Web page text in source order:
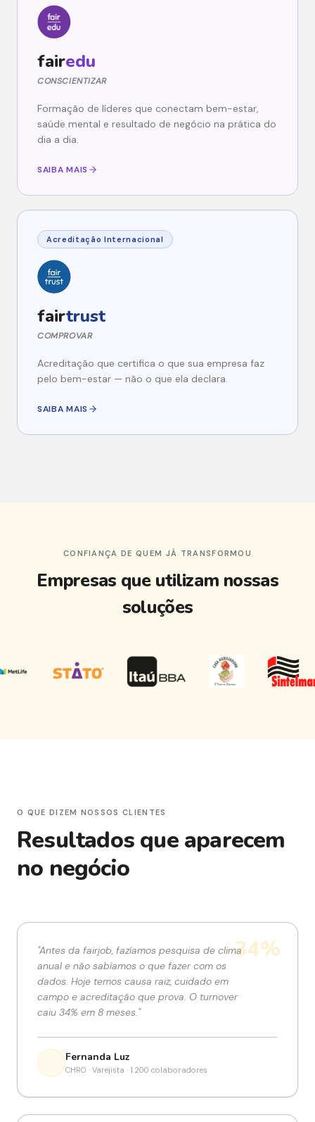
fairedu
CONSCIENTIZAR
Formação de líderes que conectam bem-estar,
saúde mental e resultado de negócio na prática do
dia a dia.
SAIBA MAIS
Acreditação Internacional
fairtrust
COMPROVAR
Acreditação que certifica o que sua empresa faz
pelo bem-estar — não o que ela declara.
SAIBA MAIS
CONFIANÇA DE QUEM JÁ TRANSFORMOU
Empresas que utilizam nossas
soluções
O QUE DIZEM NOSSOS CLIENTES
Resultados que aparecem
no negócio
−34%
"Antes da fairjob, fazíamos pesquisa de clima
anual e não sabíamos o que fazer com os
dados. Hoje temos causa raiz, cuidado em
campo e acreditação que prova. O turnover
caiu 34% em 8 meses."
Fernanda Luz
CHRO · Varejista · 1.200 colaboradores